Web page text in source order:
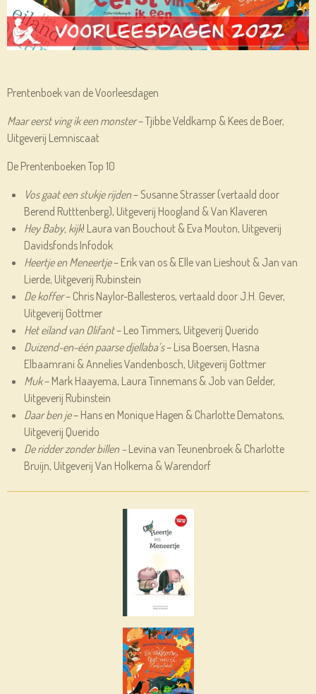
Prentenboek van de Voorleesdagen
Maar eerst ving ik een monster– Tjibbe Veldkamp & Kees de Boer,
Uitgeverij Lemniscaat
De Prentenboeken Top 10
Vos gaat een stukje rijden– Susanne Strasser (vertaald door
Berend Rutttenberg), Uitgeverij Hoogland & Van Klaveren
Hey Baby, kijk! Laura van Bouchout & Eva Mouton, Uitgeverij
Davidsfonds Infodok
Heertje en Meneertje– Erik van os & Elle van Lieshout & Jan van
Lierde, Uitgeverij Rubinstein
De koffer– Chris Naylor-Ballesteros, vertaald door J.H. Gever,
Uitgeverij Gottmer
Het eiland van Olifant– Leo Timmers, Uitgeverij Querido
Duizend-en-één paarse djellaba’s– Lisa Boersen, Hasna
Elbaamrani & Annelies Vandenbosch, Uitgeverij Gottmer
Muk– Mark Haayema, Laura Tinnemans & Job van Gelder,
Uitgeverij Rubinstein
Daar ben je– Hans en Monique Hagen & Charlotte Dematons,
Uitgeverij Querido
De ridder zonder billen – Levina van Teunenbroek & Charlotte
Bruijn, Uitgeverij Van Holkema & Warendorf